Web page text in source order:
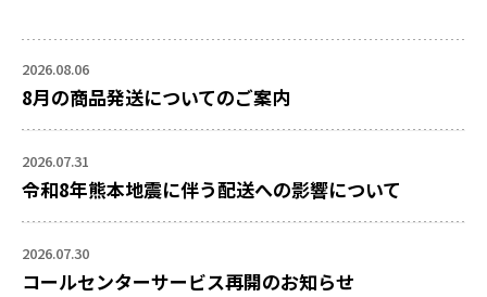
2026.08.06
8月の商品発送についてのご案内
2026.07.31
令和8年熊本地震に伴う配送への影響について
2026.07.30
コールセンターサービス再開のお知らせ